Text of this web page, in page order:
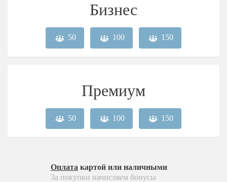
Бизнес
50 100 150
Премиум
50 100 150
Оплата картой или наличными
За покупки начисляем бонусы